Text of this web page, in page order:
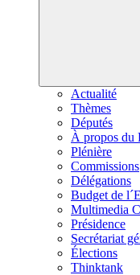
Actualité
Thèmes
Députés
À propos du
Plénière
Commissions
Délégations
Budget de
Multimedia
Présidence
Secrétariat
Élections
Thinktank